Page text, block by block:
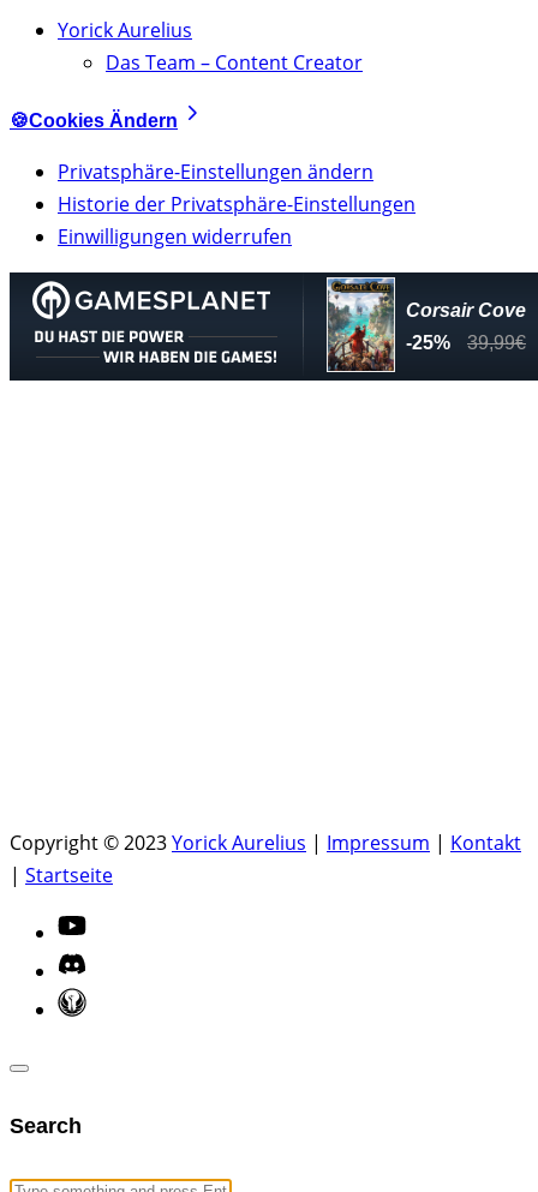
Yorick Aurelius
Das Team – Content Creator
🍪Cookies Ändern
Privatsphäre-Einstellungen ändern
Historie der Privatsphäre-Einstellungen
Einwilligungen widerrufen
Copyright © 2023Yorick Aurelius | Impressum | Kontakt
| Startseite
Search